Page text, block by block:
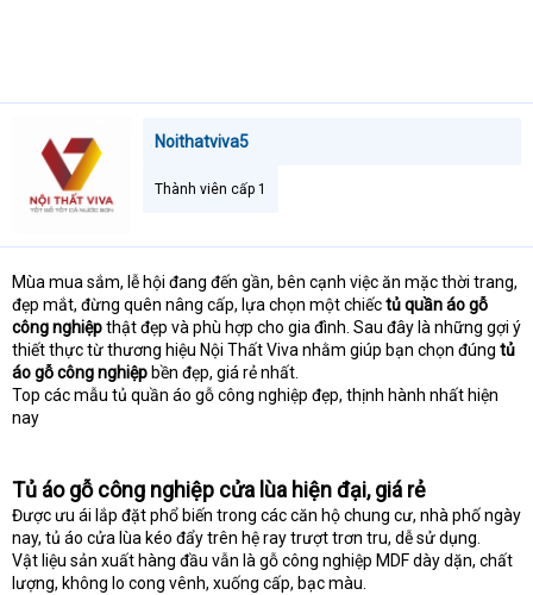
Noithatviva5
Thành viên cấp 1
Mùa mua sắm, lễ hội đang đến gần, bên cạnh việc ăn mặc thời trang,
đẹp mắt, đừng quên nâng cấp, lựa chọn một chiếctủ quần áo gỗ
công nghiệpthật đẹp và phù hợp cho gia đình. Sau đây là những gợi ý
thiết thực từ thương hiệu Nội Thất Viva nhằm giúp bạn chọn đúng tủ
áo gỗ công nghiệp bền đẹp, giá rẻ nhất.
Top các mẫu tủ quần áo gỗ công nghiệp đẹp, thịnh hành nhất hiện
nay
Tủ áo gỗ công nghiệp cửa lùa hiện đại, giá rẻ
Được ưu ái lắp đặt phổ biến trong các căn hộ chung cư, nhà phố ngày
nay, tủ áo cửa lùa kéo đẩy trên hệ ray trượt trơn tru, dễ sử dụng.
Vật liệu sản xuất hàng đầu vẫn là gỗ công nghiệp MDF dày dặn, chất
lượng, không lo cong vênh, xuống cấp, bạc màu.